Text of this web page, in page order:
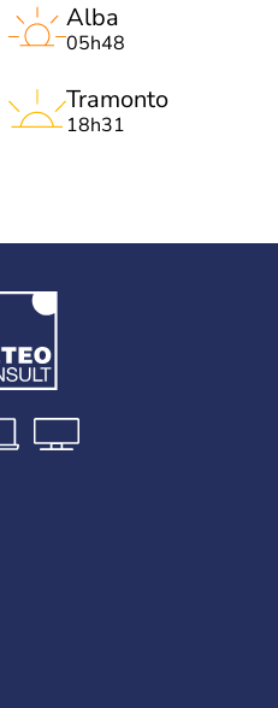
Alba
05h48
Tramonto
18h31